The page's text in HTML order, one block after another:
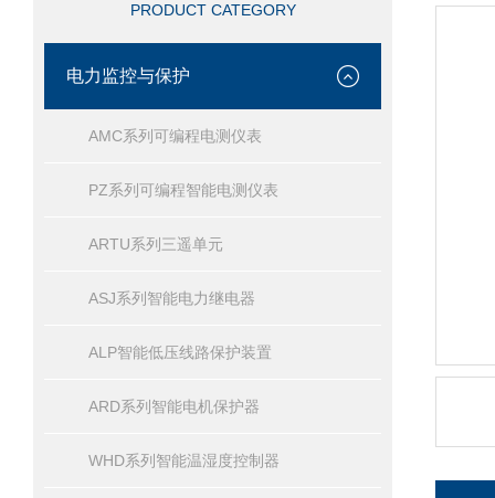
PRODUCT CATEGORY
电力监控与保护
AMC系列可编程电测仪表
PZ系列可编程智能电测仪表
ARTU系列三遥单元
ASJ系列智能电力继电器
ALP智能低压线路保护装置
ARD系列智能电机保护器
WHD系列智能温湿度控制器